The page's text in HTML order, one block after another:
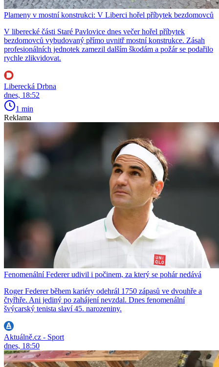
Plameny v mostní konstrukci: V Liberci hořel příbytek bezdomovců
V liberecké části Staré Pavlovice dnes večer hořel příbytek
bezdomovců vybudovaný přímo uvnitř mostní konstrukce. Zásah
profesionálních jednotek zamezil dalším škodám a požár se podařilo
rychle zlikvidovat.
Liberecká Drbna
dnes, 18:52
1 min
Reklama
Fenomenální Federer udivil i počinem, za který se pohár nedává
Roger Federer během kariéry odehrál 1750 zápasů ve dvouhře a
čtyřhře. Ani jediný po zahájení nevzdal. Dnes fenomenální
švýcarský tenista slaví 45. narozeniny.
Aktuálně.cz - Sport
dnes, 18:50